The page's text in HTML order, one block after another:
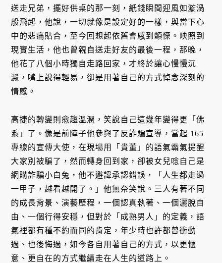
送走兄弟，擺好供桌的那一刻，紙錢瞬間迎風如漩渦
般飛起，他說，一切就像是設定好的一樣，與當下心
中的悲痛貼合，至今回想起依舊會感到顫慄。映照到
現實生活，他也曾親自送走好友的最後一程，那晚，
他花了八個小時獨自走路回家，才終於讓心慢慢沉
澱，嘴上說得輕易，卻是用著自己的方式悼念深刻的
情感。
高捷的轉變則愈趨溫潤，笑說自己這幾年變得更「佛
系」了。像是前陣子他參與了反詐騙宣導，當起 165
專線的宣傳大使，在現場用「貴董」的語氣霸氣提醒
大家別被騙了，然而轉身回到家，卻被女兒唸自己是
網購詐騙小白兔，他不避諱承認錯誤，「人生都走過
一甲子，越看越開了。」他無奈笑說。三人有著不同
的成長背景、演藝歷程，一個認真執著、一個灑脫自
由、一個行得安穩，但對於「成熟男人」的定義，語
氣裡都有種不約而同的肯定，年少時也許都曾衝動
過、也後悔過，如今各自用著自己的方式，以更愜
意、更自在的方式繼續走在人生的道路上。